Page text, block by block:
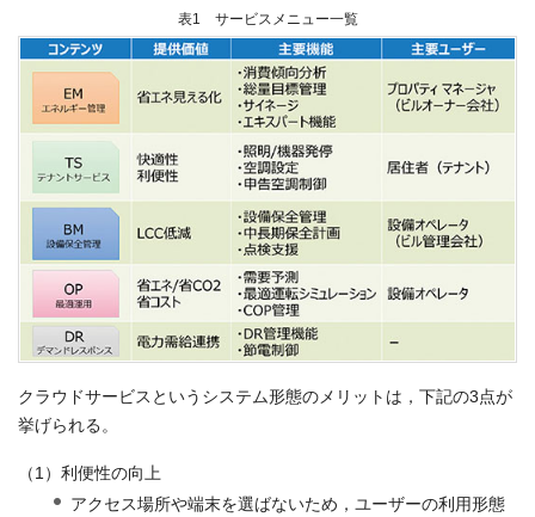
表1 サービスメニュー一覧
クラウドサービスというシステム形態のメリットは，下記の3点が
挙げられる。
（1）利便性の向上
アクセス場所や端末を選ばないため，ユーザーの利用形態